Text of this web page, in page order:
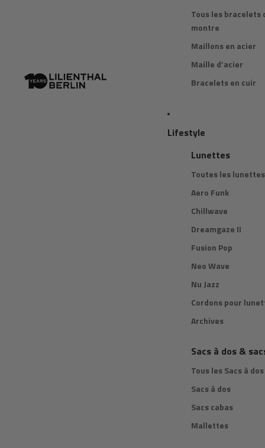
Tous les bracelets
montre
Maillons en acier
Maille d’acier
Bracelets en cuir
Lifestyle
Lunettes
Toutes les lunettes
Aero Funk
Chillwave
Dreamgaze II
Fusion Pop
Neo Wave
Nu Jazz
Cordons pour
Archives
Sacs à dos &
Tous les Sacs à
Sacs à dos
Sacs cabas
Mallettes